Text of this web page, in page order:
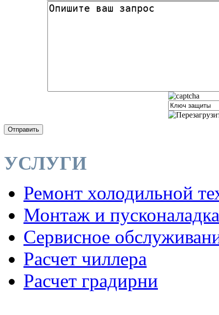
Отправить
УСЛУГИ
Ремонт холодильной
Монтаж и пусконаладка
Сервисное
Расчет чиллера
Расчет градирни